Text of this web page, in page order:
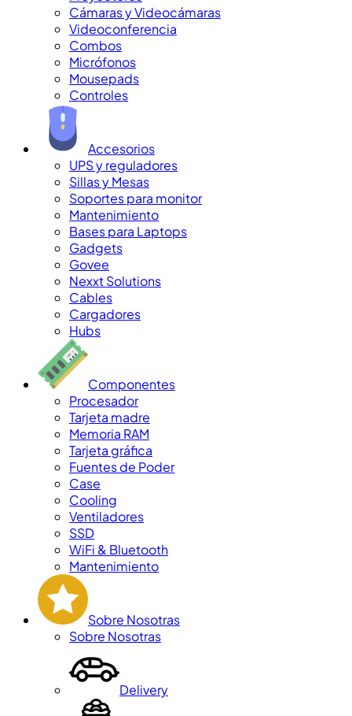
Cámaras y Videocámaras
Videoconferencia
Combos
Micrófonos
Mousepads
Controles
Accesorios
UPS y reguladores
Sillas y Mesas
Soportes para monitor
Mantenimiento
Bases para Laptops
Gadgets
Govee
Nexxt Solutions
Cables
Cargadores
Hubs
Componentes
Procesador
Tarjeta madre
Memoria RAM
Tarjeta gráfica
Fuentes de Poder
Case
Cooling
Ventiladores
SSD
WiFi & Bluetooth
Mantenimiento
Sobre Nosotras
Sobre Nosotras
Delivery